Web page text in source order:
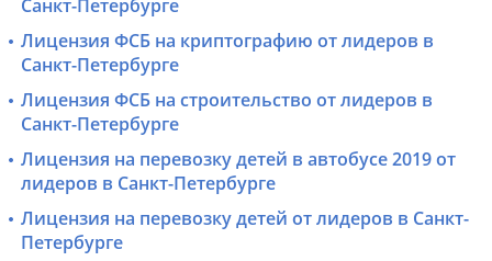
Санкт-Петербурге
Лицензия ФСБ на криптографию от лидеров в
Санкт-Петербурге
Лицензия ФСБ на строительство от лидеров в
Санкт-Петербурге
Лицензия на перевозку детей в автобусе 2019 от
лидеров в Санкт-Петербурге
Лицензия на перевозку детей от лидеров в Санкт-
Петербурге